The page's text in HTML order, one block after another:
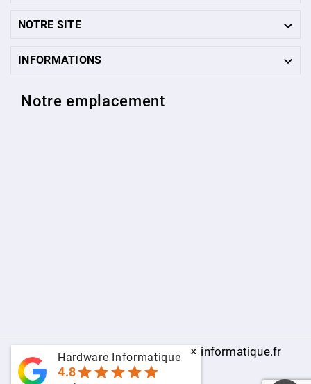
NOTRE SITE 
INFORMATIONS 
Notre emplacement
© 2009 - 2026 - www.hardware-informatique.fr
Hardware Informatique
4.8starstarstarstarstar
x